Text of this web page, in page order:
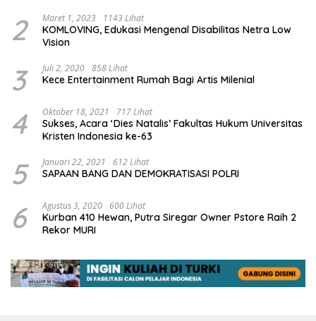
2 Maret 1, 2023 1143 Lihat
KOMLOVING, Edukasi Mengenal Disabilitas Netra Low
Vision
3 Juli 2, 2020 858 Lihat
Kece Entertainment Rumah Bagi Artis Milenial
4 Oktober 18, 2021 717 Lihat
Sukses, Acara ‘Dies Natalis’ Fakultas Hukum Universitas
Kristen Indonesia ke-63
5 Januari 22, 2021 612 Lihat
SAPAAN BANG DAN DEMOKRATISASI POLRI
6 Agustus 3, 2020 600 Lihat
Kurban 410 Hewan, Putra Siregar Owner Pstore Raih 2
Rekor MURI